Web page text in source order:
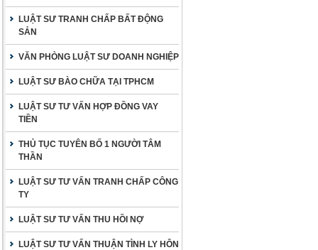
LUẬT SƯ TRANH CHẤP BẤT ĐỘNG
SẢN
VĂN PHÒNG LUẬT SƯ DOANH NGHIỆP
LUẬT SƯ BÀO CHỮA TẠI TPHCM
LUẬT SƯ TƯ VẤN HỢP ĐỒNG VAY
TIỀN
THỦ TỤC TUYÊN BỐ 1 NGƯỜI TÂM
THẦN
LUẬT SƯ TƯ VẤN TRANH CHẤP CÔNG
TY
LUẬT SƯ TƯ VẤN THU HỒI NỢ
LUẬT SƯ TƯ VẤN THUẬN TÌNH LY HÔN